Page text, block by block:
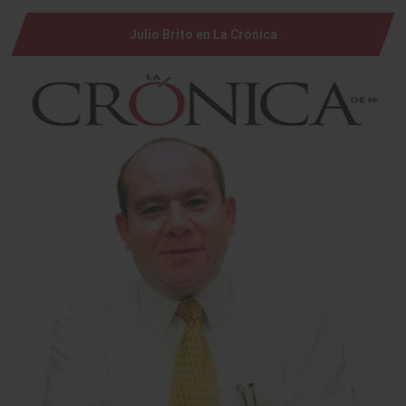
Julio Brito en La Crónica